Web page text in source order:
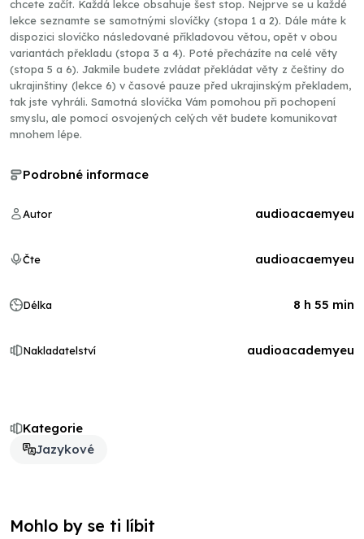
chcete začít. Každá lekce obsahuje šest stop. Nejprve se u každé
lekce seznamte se samotnými slovíčky (stopa 1 a 2). Dále máte k
dispozici slovíčko následované příkladovou větou, opět v obou
variantách překladu (stopa 3 a 4). Poté přecházíte na celé věty
(stopa 5 a 6). Jakmile budete zvládat překládat věty z češtiny do
ukrajinštiny (lekce 6) v časové pauze před ukrajinským překladem,
tak jste vyhráli. Samotná slovíčka Vám pomohou při pochopení
smyslu, ale pomocí osvojených celých vět budete komunikovat
mnohem lépe.
Kategorie
Jazykové
Podrobné informace
Autor audioacaemyeu
Čte audioacaemyeu
Délka 8 h 55 min
Nakladatelství audioacademyeu
Mohlo by se ti líbit